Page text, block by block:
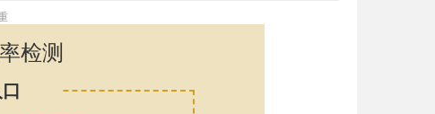
检测